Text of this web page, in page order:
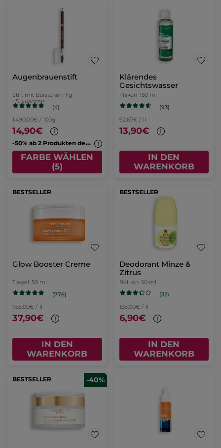
Augenbrauenstift
Stift mit Bürstchen 1 g
- 5 Nuancen
(4)
1.490,00€ / 100g
14,90€
-
50% ab 2 Produkten deiner Wahl
FARBE WÄHLEN
(5)
Klärendes
Gesichtswasser
Flakon 150 ml
(93)
92,67€ / 1l
13,90€
IN DEN
WARENKORB
BESTSELLER
Glow Booster Creme
Tiegel 50 ml
(776)
758,00€ / 1l
37,90€
IN DEN
WARENKORB
BESTSELLER
Deodorant Minze &
Zitrus
Roll-on 50 ml
(32)
138,00€ / 1l
6,90€
IN DEN
WARENKORB
BESTSELLER -40%